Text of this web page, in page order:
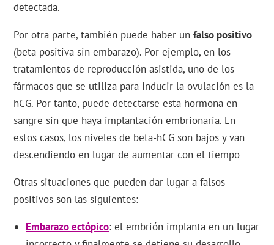
detectada.
Por otra parte, también puede haber unfalso positivo
(beta positiva sin embarazo). Por ejemplo, en los
tratamientos de reproducción asistida, uno de los
fármacos que se utiliza para inducir la ovulación es la
hCG. Por tanto, puede detectarse esta hormona en
sangre sin que haya implantación embrionaria. En
estos casos, los niveles de beta-hCG son bajos y van
descendiendo en lugar de aumentar con el tiempo
Otras situaciones que pueden dar lugar a falsos
positivos son las siguientes:
Embarazo ectópico: el embrión implanta en un lugar